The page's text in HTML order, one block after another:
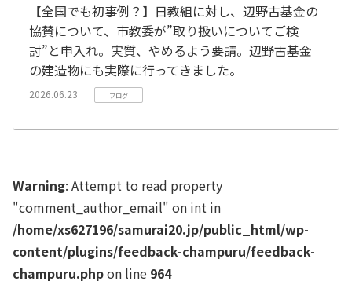
【全国でも初事例？】日教組に対し、辺野古基金の
協賛について、市教委が”取り扱いについてご検
討”と申入れ。実質、やめるよう要請。辺野古基金
の建造物にも実際に行ってきました。
2026.06.23 ブログ
Warning: Attempt to read property
"comment_author_email" on int in
/home/xs627196/samurai20.jp/public_html/wp-
content/plugins/feedback-champuru/feedback-
champuru.phpon line 964